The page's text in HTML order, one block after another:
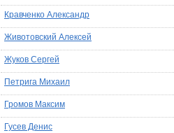
Кравченко Александр
Животовский Алексей
Жуков Сергей
Петрига Михаил
Громов Максим
Гусев Денис